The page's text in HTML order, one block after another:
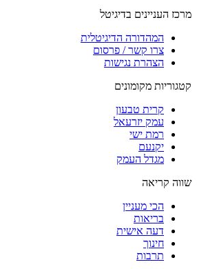
מרכז העניינים בדיגיטל
המהדורה הדיגיטלית
צרו קשר / פרסום
הצהרת נגישות
קטגוריות מקומונים
קרית טבעון
עמק יזרעאל
רמת ישי
יקנעם
מגדל העמק
שווה קריאה
הכי מעניין
בריאות
דעה אישית
חינוך
תרבות